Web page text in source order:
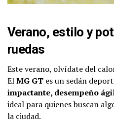
Verano, estilo y
ruedas
Este verano, olvídate del
ElMG GT es un sedán
impactante, desempeño
ideal para quienes buscan
la ciudad.